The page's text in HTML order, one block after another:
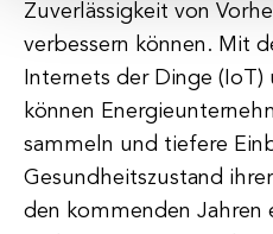
Zuverlässigkeit von
verbessern können. Mit
Internets der Dinge
können
sammeln und tiefere
Gesundheitszustand
den kommenden Jahren